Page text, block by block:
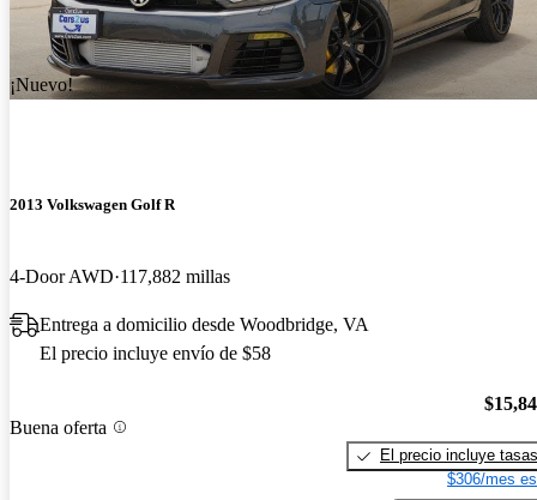
¡Nuevo!
2013 Volkswagen Golf R
4-Door AWD 117,882 millas
Entrega a domicilio desde Woodbridge, VA
El precio incluye envío de $58
Buena oferta
El precio incluye tasas
$306/mes